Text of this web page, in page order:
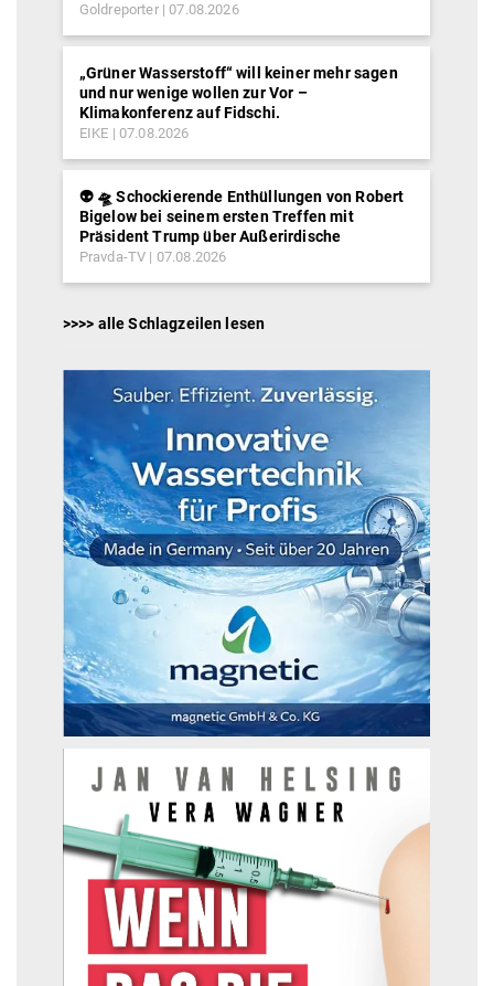
Goldreporter 07.08.2026
„Grüner Wasserstoff“ will keiner mehr sagen
und nur wenige wollen zur Vor –
Klimakonferenz auf Fidschi.
EIKE 07.08.2026
👽 🛸 Schockierende Enthüllungen von Robert
Bigelow bei seinem ersten Treffen mit
Präsident Trump über Außerirdische
Pravda-TV 07.08.2026
>>>> alle Schlagzeilen lesen